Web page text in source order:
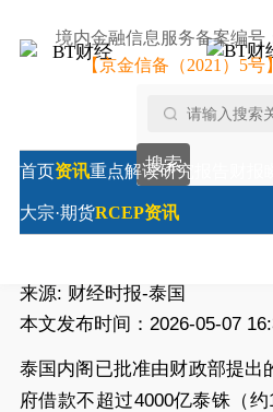
境内金融信息服务备案编号
【京金信备（2021）5号】
搜索
首页资讯重点解读研究报告
大宗·期货RCEP资讯
RCEP资讯/泰国拟借款
2026年经济增长预期下调至1.6%
泰国拟借款4000亿泰铢应对能
预期下调至1.6%
来源: 财经时报-泰国
本文发布时间：2026-05-07
泰国内阁已批准由财政部提出
府借款不超过4000亿泰铢（